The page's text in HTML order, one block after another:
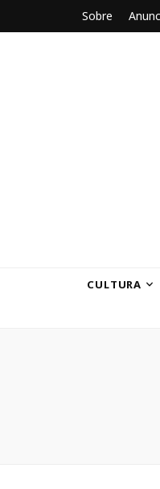
Sobre
CULTURA